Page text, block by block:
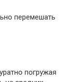
перемешать
погружая